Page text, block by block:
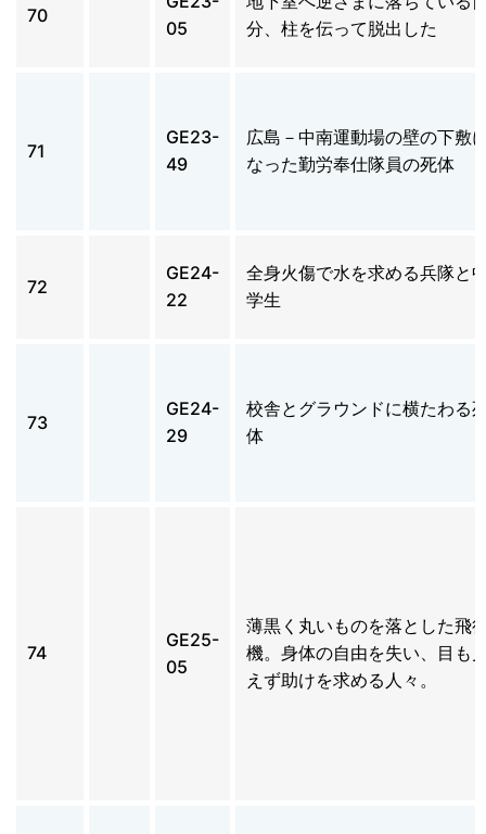
70
05
分、柱を伝って脱出した
71
GE23-
49
広島－中南運動場の壁の下敷
なった勤労奉仕隊員の死体
72
GE24-
22
全身火傷で水を求める兵隊と
学生
73
GE24-
29
校舎とグラウンドに横たわる
体
74
GE25-
05
薄黒く丸いものを落とした飛
機。身体の自由を失い、目も
えず助けを求める人々。